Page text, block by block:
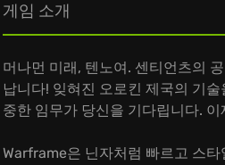
게임 소개
머나먼 미래, 텐노여. 센티언츠의
납니다! 잊혀진 오로킨 제국의 기
중한 임무가 당신을 기다립니다.
Warframe은 닌자처럼 빠르고 스